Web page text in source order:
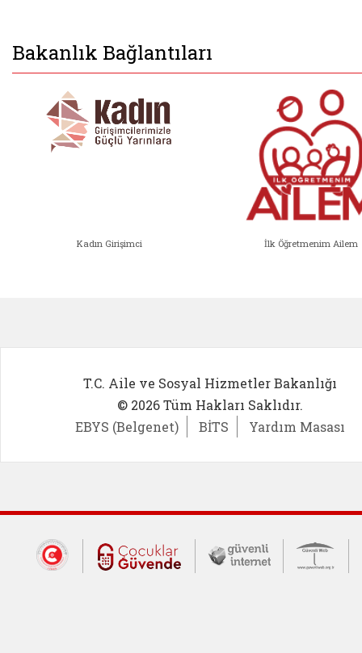
Bakanlık Bağlantıları
Kadın Girişimci İlk Öğretmenim Ailem
T.C. Aile ve Sosyal Hizmetler Bakanlığı
© 2026 Tüm Hakları Saklıdır.
EBYS (Belgenet)
BİTS Yardım Masası
Dış Bağlantılar
Cumhurbaşkanlığı İletişim Merkezi
Çocuklar Güvende (yeni
Güvenli